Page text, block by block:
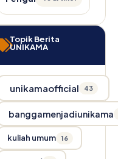
Topik Berita
UNIKAMA
unikamaofficial 43
banggamenjadiunikama
kuliah umum 16